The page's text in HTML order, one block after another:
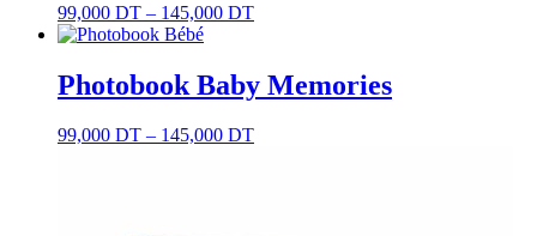
99,000 DT – 145,000 DT
Photobook Baby Memories
99,000 DT – 145,000 DT